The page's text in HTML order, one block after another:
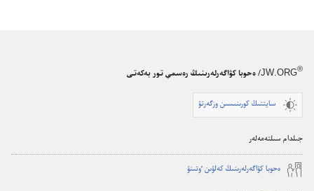
JW.ORG® / ەحوبا كۋاگەرلەرىنىڭ رەسمي تور بەكەتى
سايتتىڭ كورىنىسىن وزگەرتۋ
جىلدام سىلتەمەلەر
ە‌حوبا كۋاگە‌رلە‌رىنىڭ كە‌لۋىن ٶتىنۋ